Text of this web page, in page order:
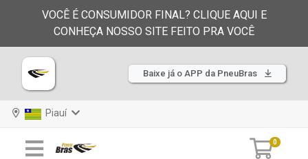
VOCÊ É CONSUMIDOR FINAL? CLIQUE AQUI E
CONHEÇA NOSSO SITE FEITO PRA VOCÊ
Baixe já o APP da PneuBras
Piauí
0